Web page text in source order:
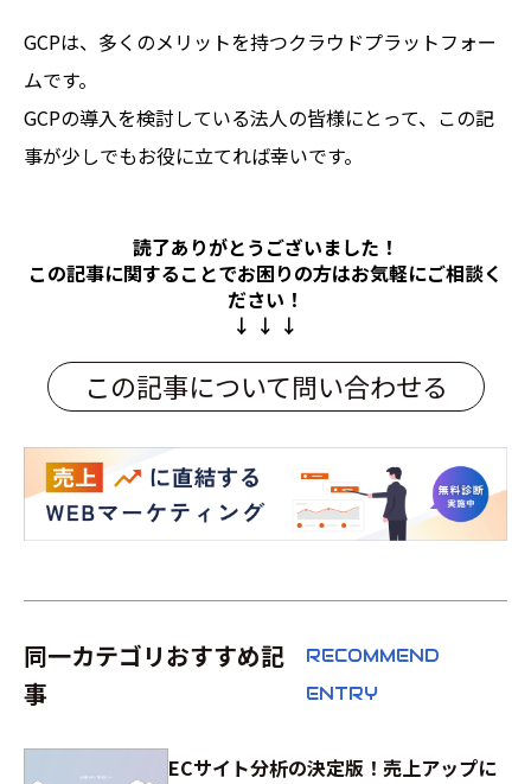
GCPは、多くのメリットを持つクラウドプラットフォー
ムです。
GCPの導入を検討している法人の皆様にとって、この記
事が少しでもお役に立てれば幸いです。
読了ありがとうございました！
この記事に関することでお困りの方はお気軽にご相談く
ださい！
↓ ↓ ↓
この記事について問い合わせる
同一カテゴリおすすめ記
事
RECOMMEND
ENTRY
ECサイト分析の決定版！売上アップに